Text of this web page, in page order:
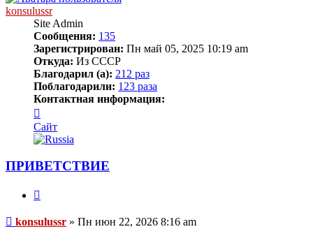
konsulussr
Site Admin
Сообщения: 135
Зарегистрирован: Пн май 05, 2025 10:19 am
Откуда: Из СССР
Благодарил (а): 212 раз
Поблагодарили: 123 раза
Контактная информация:
информация
пользователя
konsulussr
Сайт
ПРИВЕТСТВИЕ
Сообщение
konsulussr » Пн июн 22, 2026 8:16 am